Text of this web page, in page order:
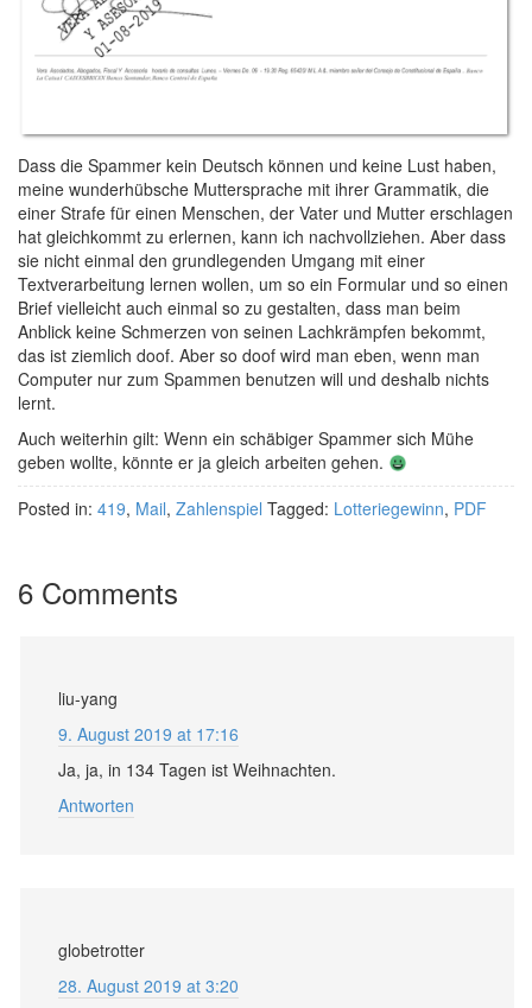
Dass die Spammer kein Deutsch können und keine Lust haben,
meine wunderhübsche Muttersprache mit ihrer Grammatik, die
einer Strafe für einen Menschen, der Vater und Mutter erschlagen
hat gleichkommt zu erlernen, kann ich nachvollziehen. Aber dass
sie nicht einmal den grundlegenden Umgang mit einer
Textverarbeitung lernen wollen, um so ein Formular und so einen
Brief vielleicht auch einmal so zu gestalten, dass man beim
Anblick keine Schmerzen von seinen Lachkrämpfen bekommt,
das ist ziemlich doof. Aber so doof wird man eben, wenn man
Computer nur zum Spammen benutzen will und deshalb nichts
lernt.
Auch weiterhin gilt: Wenn ein schäbiger Spammer sich Mühe
geben wollte, könnte er ja gleich arbeiten gehen.
Posted in: 419, Mail, Zahlenspiel Tagged: Lotteriegewinn, PDF
6 Comments
liu-yang
9. August 2019 at 17:16
Ja, ja, in 134 Tagen ist Weihnachten.
Antworten
globetrotter
28. August 2019 at 3:20